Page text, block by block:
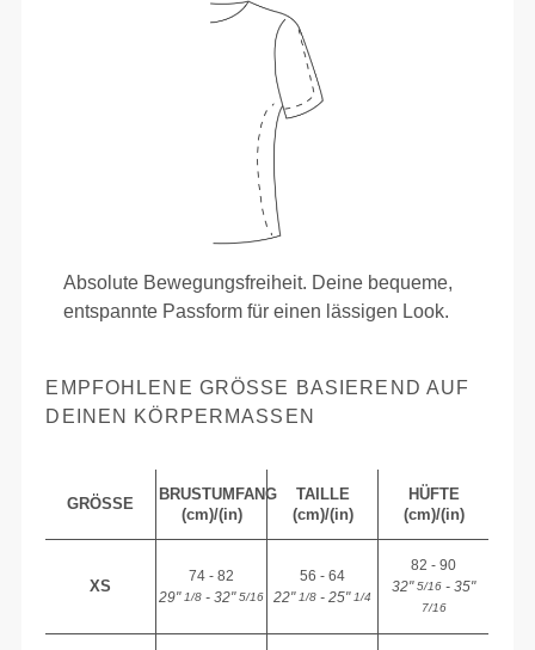
Absolute Bewegungsfreiheit. Deine bequeme,
entspannte Passform für einen lässigen Look.
EMPFOHLENE GRÖSSE BASIEREND AUF D
EINEN KÖRPERMASSEN
GRÖSSE
BRUSTUMFANG
(cm)/(in)
TAILLE
(cm)/(in)
HÜFTE
(cm)/(in)
XS
74 - 82
29"1/8 - 32"5/16
56 - 64
22"1/8 - 25"1/4
82 - 90
32"5/16 - 35"
7/16